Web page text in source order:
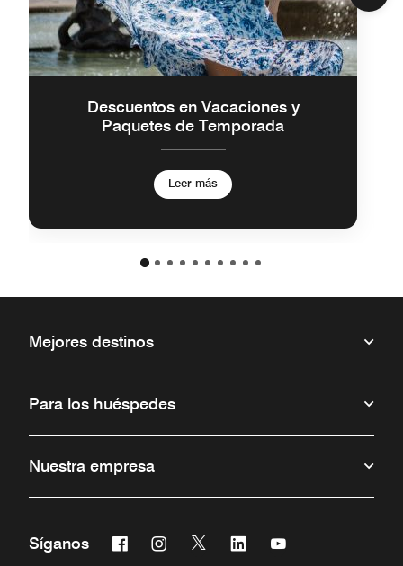
Descuentos en Vacaciones y
Paquetes de Temporada
Leer más
Mejores destinos
Para los huéspedes
Nuestra empresa
Síganos Facebook
Abre una ventana nueva
Instagram
Abre una ventana nueva
Twitter
Abre una ventana nueva
Linkedin
Abre una ventana nueva
Abre una ventana